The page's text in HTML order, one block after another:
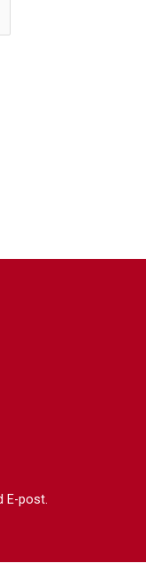
E-post.